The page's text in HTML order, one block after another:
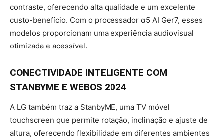
contraste, oferecendo alta qualidade e um excelente
custo-benefício. Com o processador α5 AI Ger7, esses
modelos proporcionam uma experiência audiovisual
otimizada e acessível.
CONECTIVIDADE INTELIGENTE COM
STANBYME E WEBOS 2024
A LG também traz a StanbyME, uma TV móvel
touchscreen que permite rotação, inclinação e ajuste de
altura, oferecendo flexibilidade em diferentes ambientes